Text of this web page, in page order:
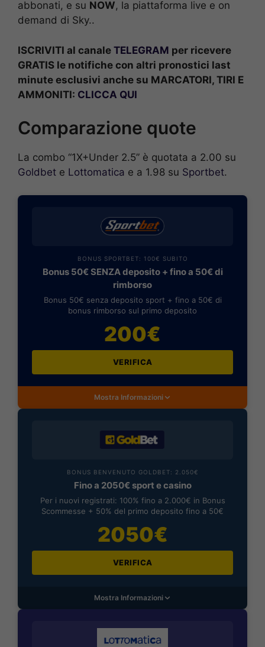
abbonati, e su NOW, la piattaforma live e on
demand di Sky..
ISCRIVITI al canale TELEGRAM per ricevere
GRATIS le notifiche con altri pronostici last
minute esclusivi anche su MARCATORI, TIRI E
AMMONITI: CLICCA QUI
Comparazione quote
La combo “1X+Under 2.5” è quotata a 2.00 su
Goldbet e Lottomatica e a 1.98 su Sportbet.
BONUS SPORTBET: 100€ SUBITO
Bonus 50€ SENZA deposito + fino a 50€ di
rimborso
Bonus 50€ senza deposito sport + fino a 50€ di
bonus rimborso sul primo deposito
200€
VERIFICA
Mostra Informazioni
BONUS BENVENUTO GOLDBET: 2.050€
Fino a 2050€ sport e casino
Per i nuovi registrati: 100% fino a 2.000€ in Bonus
Scommesse + 50% del primo deposito fino a 50€
2050€
VERIFICA
Mostra Informazioni